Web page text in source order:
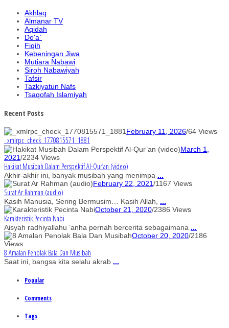
Akhlaq
Almanar TV
Aqidah
Do'a`
Fiqih
Kebeningan Jiwa
Mutiara Nabawi
Siroh Nabawiyah
Tafsir
Tazkiyatun Nafs
Tsaqofah Islamiyah
Recent Posts
February 11, 2026/64 Views
_xmlrpc_check_1770815571_1881
March 1,
2021/2234 Views
Hakikat Musibah Dalam Perspektif Al-Qur’an (video)
Akhir-akhir ini, banyak musibah yang menimpa ...
February 22, 2021/1167 Views
Surat Ar Rahman (audio)
Kasih Manusia, Sering Bermusim… Kasih Allah, ...
October 21, 2020/2386 Views
Karakteristik Pecinta Nabi
Aisyah radhiyallahu ‘anha pernah bercerita sebagaimana ...
October 20, 2020/2186
Views
8 Amalan Penolak Bala Dan Musibah
Saat ini, bangsa kita selalu akrab ...
Popular
Comments
Tags